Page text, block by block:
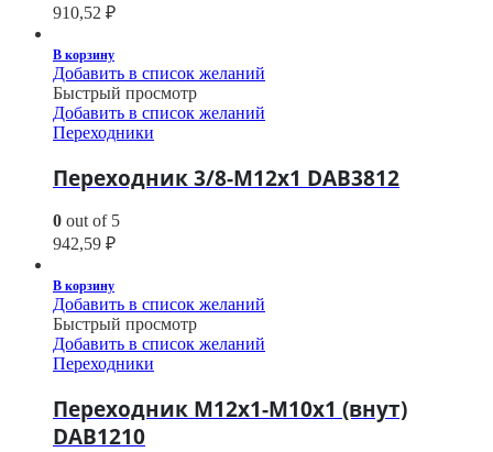
910,52 ₽
В корзину
Добавить в список желаний
Быстрый просмотр
Добавить в список желаний
Переходники
Переходник 3/8-M12х1 DAB3812
0 out of 5
942,59 ₽
В корзину
Добавить в список желаний
Быстрый просмотр
Добавить в список желаний
Переходники
Переходник M12х1-M10х1 (внут)
DAB1210